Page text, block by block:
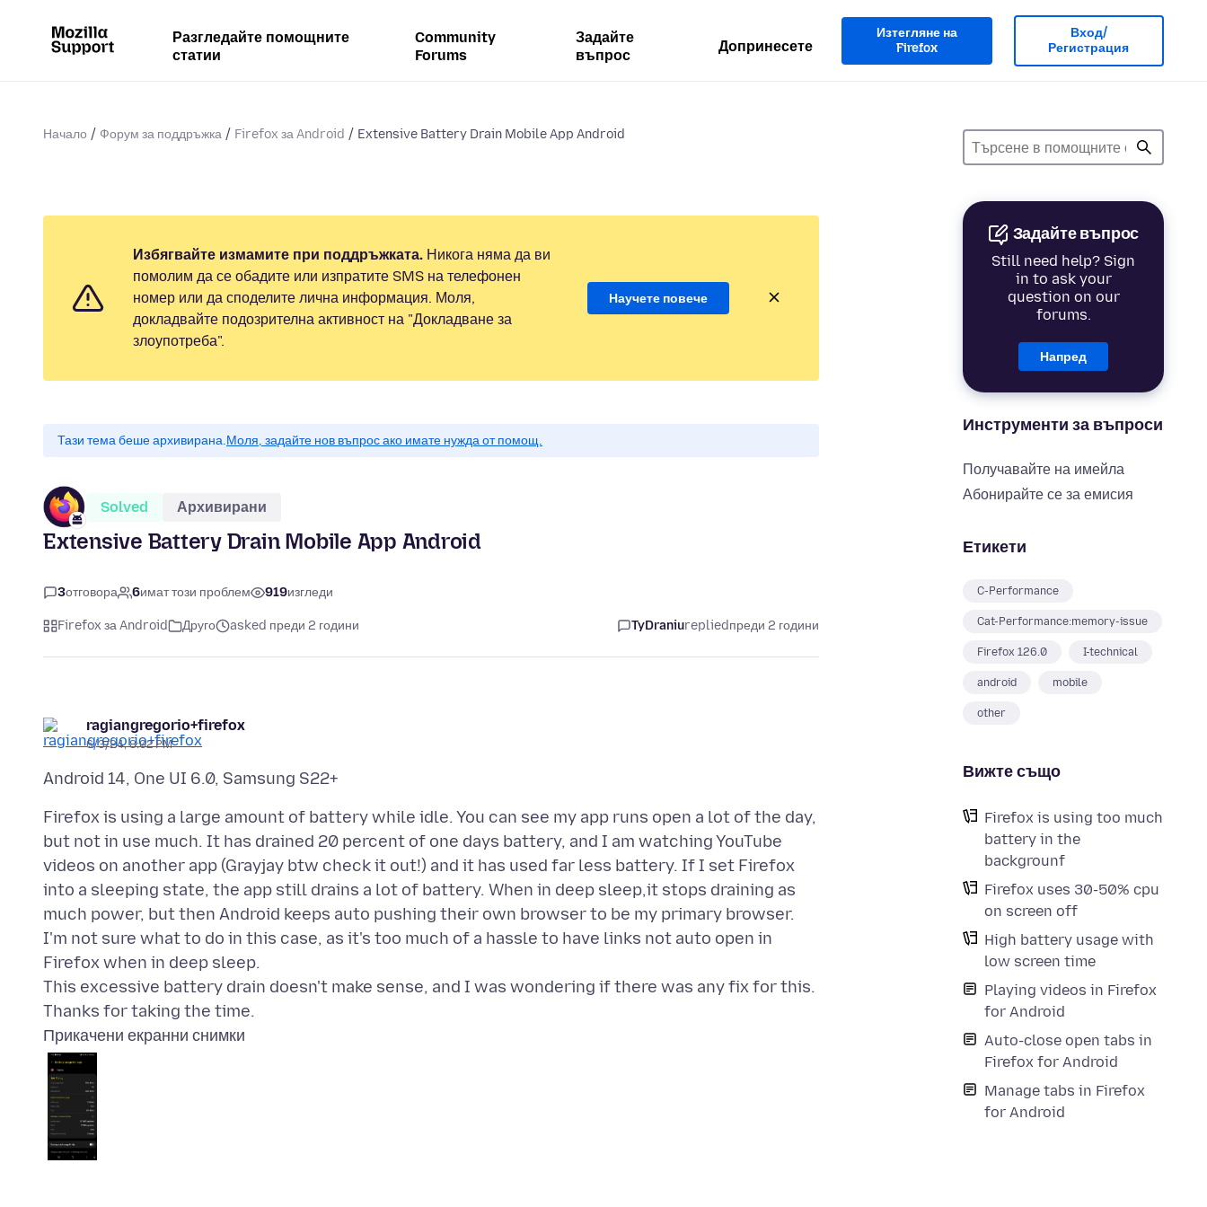
Разгледайте помощните
статии
Community
Forums
Задайте
въпрос
Допринесете
Изтегляне на
Firefox
Вход/
Регистрация
Начало Форум за поддръжка Firefox за Android Extensive Battery Drain Mobile App Android
Задайте въпрос
Still need help? Sign
in to ask your
question on our
forums.
Напред
Инструменти за въпроси
Получавайте на имейла
Абонирайте се за емисия
Етикети
C-Performance
Cat-Performance:memory-issue
Firefox 126.0 I-technical
android mobile
other
Вижте също
Firefox is using too much
battery in the
backgrounf
Firefox uses 30-50% cpu
on screen off
High battery usage with
low screen time
Playing videos in Firefox
for Android
Auto-close open tabs in
Firefox for Android
Manage tabs in Firefox
for Android
Избягвайте измамите при поддръжката. Никога няма да ви
помолим да се обадите или изпратите SMS на телефонен
номер или да споделите лична информация. Моля,
докладвайте подозрителна активност на "Докладване за
злоупотреба".
Научете повече
Тази тема беше архивирана.Моля, задайте нов въпрос ако имате нужда от помощ.
Solved Архивирани
Extensive Battery Drain Mobile App Android
3отговора 6имат този проблем 919изгледи
Firefox за Android Друго asked преди 2 години TyDraniurepliedпреди 2 години
ragiangregorio+firefox
6/3/24, 8:02 PM
Firefox is using a large amount of battery while idle. You can see my app runs open a lot of the day,
but not in use much. It has drained 20 percent of one days battery, and I am watching YouTube
videos on another app (Grayjay btw check it out!) and it has used far less battery. If I set Firefox
into a sleeping state, the app still drains a lot of battery. When in deep sleep,it stops draining as
much power, but then Android keeps auto pushing their own browser to be my primary browser.
I'm not sure what to do in this case, as it's too much of a hassle to have links not auto open in
Firefox when in deep sleep.
This excessive battery drain doesn't make sense, and I was wondering if there was any fix for this.
Прикачени екранни снимки